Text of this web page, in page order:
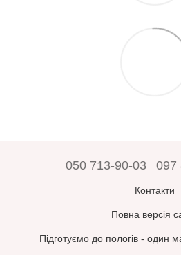
050 713-90-03 097
Контакти
Повна версія
Підготуємо до пологів - один